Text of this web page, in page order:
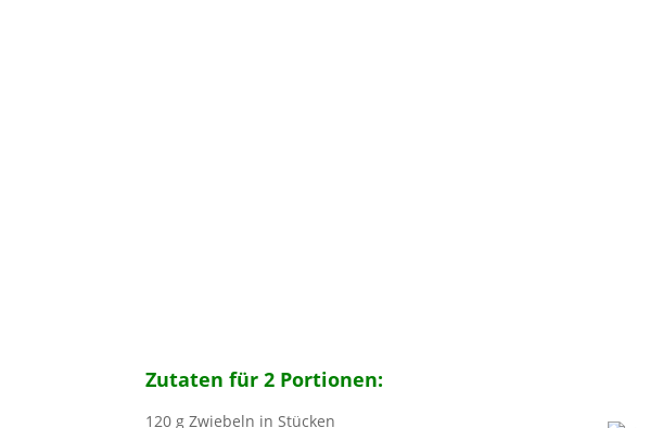
Zutaten für 2 Portionen:
120 g Zwiebeln in Stücken